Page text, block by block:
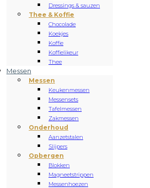
Dressings & sauzen
Thee & Koffie
Chocolade
Koekjes
Koffie
Koffielikeur
Thee
Messen
Messen
Keukenmessen
Messensets
Tafelmessen
Zakmessen
Onderhoud
Aanzetstalen
Slijpers
Opbergen
Blokken
Magneetstrippen
Messenhoezen